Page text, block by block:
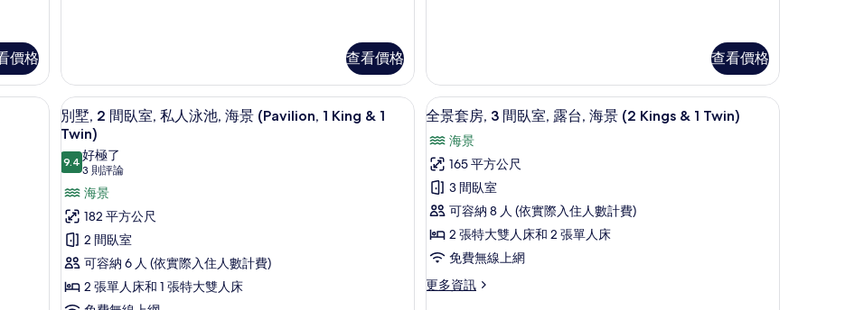
價格
海
景
(Pavilion,
King
Bed)
的
所
有
相
片
臥
室,
私
人
泳
池,
海
景
(Pavilion,
King
Bed)
的
詳
情
查看價格
海
濱
(Pavilion,
King
Beds)
的
所
有
相
片
臥
室,
私
人
泳
池,
海
濱
(Pavilion,
Beds)
的
情
查看價格
(Pavilion, King Beds) | 客房景觀
顯
示
別
墅,
2
間
臥
室,
私
別墅, 2 間臥室, 私人泳池, 海景 (Pavilion, 1 King & 1 Twin) | 客房景觀
5
別墅, 2 間臥室, 私人泳池, 海景 (Pavilion, 1 King & 1
Twin)
9.49.4 分，滿分 10 分
好極了
3 則評論
(3
則
評
論)
海景
182 平方公尺
2 間臥室
可容納 6 人 (依實際入住人數計費)
2 張單人床和 1 張特大雙人床
顯
全
景
套
房,
3
間
臥
6
全景套房, 3 間臥室, 露台, 海景 (2 Kings & 1 Twin)
海景
165 平方公尺
3 間臥室
可容納 8 人 (依實際入住人數計費)
2 張特大雙人床和 2 張單人床
免費無線上網
更多資訊
更